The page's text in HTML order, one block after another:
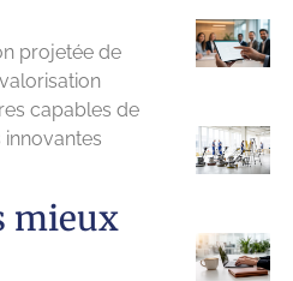
projetée de
capables de
mieux